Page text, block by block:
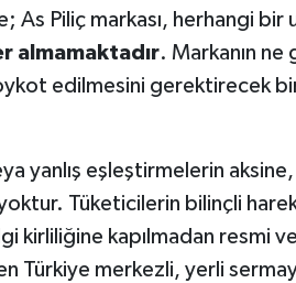
Piliç markası, herhangi bir
almamaktadır. Markanın ne
edilmesini gerektirecek
yanlış eşleştirmelerin aksine,
Tüketicilerin bilinçli
kirliliğine kapılmadan resmi
Türkiye merkezli, yerli